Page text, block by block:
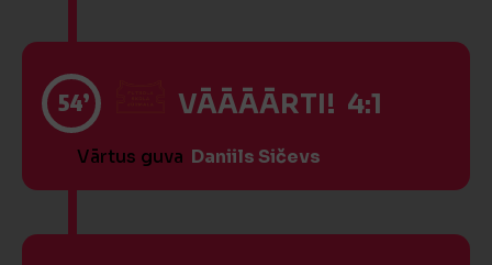
54’ VĀĀĀĀRTI! 4:1
Vārtus guva Daniils Sičevs